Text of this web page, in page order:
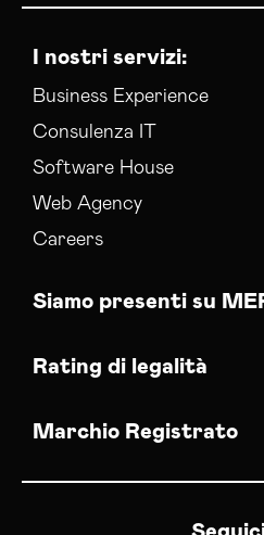
I nostri servizi:
Business Experience
Consulenza IT
Software House
Web Agency
Careers
Siamo presenti su
Rating di legalità
Marchio Registrato